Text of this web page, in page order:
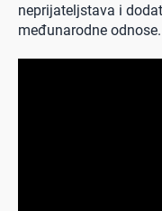
neprijateljstava i
međunarodne odnose.